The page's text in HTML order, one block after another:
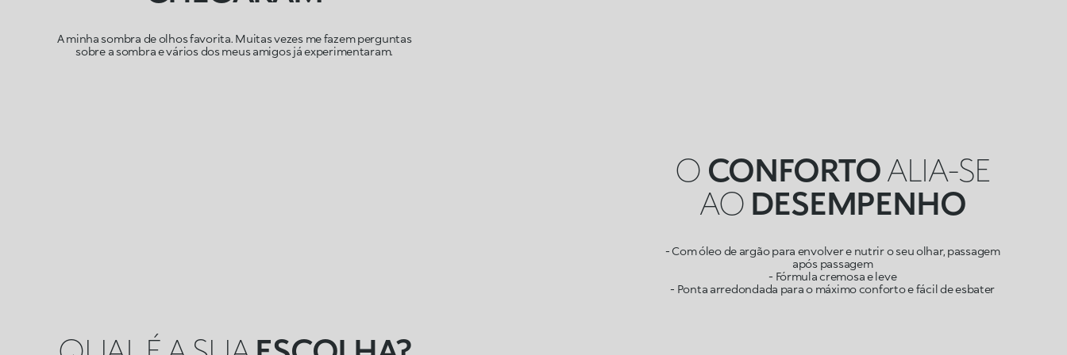
A minha sombra de olhos favorita. Muitas vezes me fazem perguntas
sobre a sombra e vários dos meus amigos já experimentaram.
O CONFORTOALIA-SE
AO DESEMPENHO
- Com óleo de argão para envolver e nutrir o seu olhar, passagem
após passagem
- Fórmula cremosa e leve
- Ponta arredondada para o máximo conforto e fácil de esbater